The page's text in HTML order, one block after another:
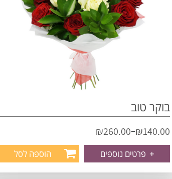
בוקר טוב
₪140.00
–
₪260.00
+ פרטים נוספים הוספה לסל